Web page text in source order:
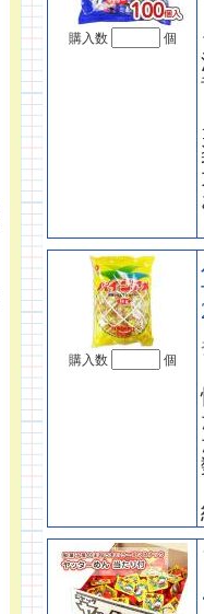
購入数 個
購入数 個